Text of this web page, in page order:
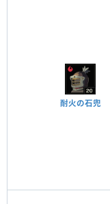
耐火の石兜